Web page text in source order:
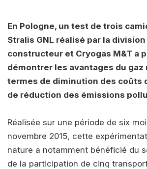
En Pologne, un test de trois
Stralis GNL réalisé par la
constructeur et Cryogas M&T a
démontrer les avantages du gaz
termes de diminution des coûts
de réduction des émissions
Réalisée sur une période de six
novembre 2015, cette
nature a notamment bénéficié du
de la participation de cinq